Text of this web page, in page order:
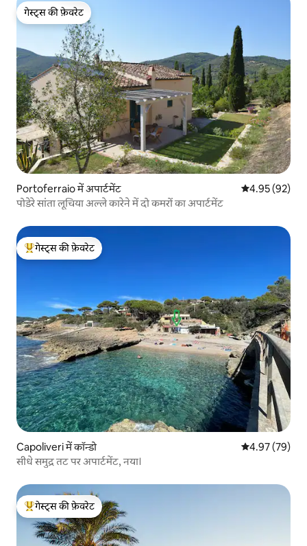
गेस्ट्स की फ़ेवरेट
गेस्ट्स की फ़ेवरेट
Portoferraio में अपार्टमेंट औसत रेटिंग 5 में
4.95 (92)
पोडेरे सांता लूचिया अल्ले कारेने में दो कमरों का अपार्टमेंट
गेस्ट्स का टॉप फ़ेवरेट
गेस्ट्स की फ़ेवरेट
Capoliveri में कॉन्डो औसत रेटिंग 5 में
4.97 (79)
सीधे समुद्र तट पर अपार्टमेंट, नया।
गेस्ट्स का टॉप फ़ेवरेट
गेस्ट्स की फ़ेवरेट